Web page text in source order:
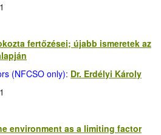
fertőzései; újabb ismeretek az
(NFCSO only): Dr. Erdélyi Károly
environment as a limiting factor